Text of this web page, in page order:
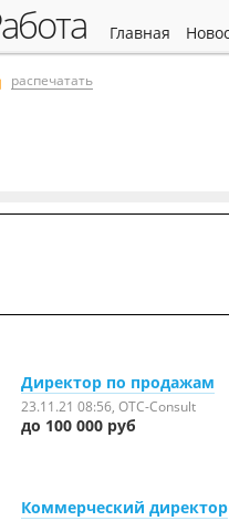
работа главная
распечатать
Директор по продажам
23.11.21 08:56 , OTC-Consult
до 100 000 руб
Коммерческий директор